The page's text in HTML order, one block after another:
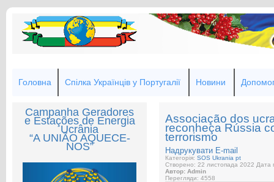
Головна Спілка Українців у Португалії Новини
Campanha Geradores
e Estações de Energia
Ucrânia
“A UNIÃO AQUECE-
NOS”
Associação dos
reconheça Rússia
terrorismo
Надрукувати E-mail
Категорія: SOS Ukrania pt
Створено: 22 листопада 2022 Дата
Автор: Admin
Перегляди: 4558